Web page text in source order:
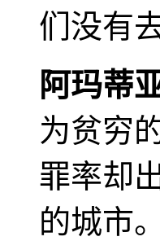
们没有
阿玛蒂
为贫穷
罪率却
的城市。